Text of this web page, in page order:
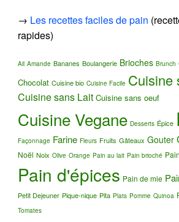
→ Les recettes faciles de pain
rapides)
Ail Amande Bananes Boulangerie Brioches Brunch
Chocolat Cuisine bio Cuisine Facile Cuisine
Cuisine sans Lait Cuisine sans oeuf
Cuisine Vegane Desserts Épice
Façonnage Farine Fleurs Fruits Gâteaux Gouter
Noël Noix Olive Orange Pain au lait Pain brioché
Pain d'épices Pain de mie
Petit Dejeuner Pique-nique Pita Plats Pomme Quinoa
Tomates